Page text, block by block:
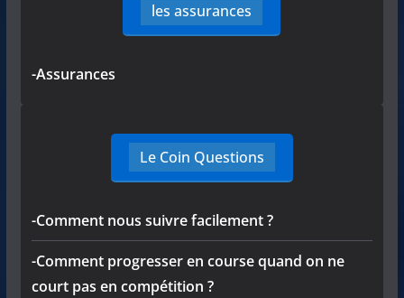
les assurances
-Assurances
Le Coin Questions
-Comment nous suivre facilement ?
-Comment progresser en course quand on ne
court pas en compétition ?